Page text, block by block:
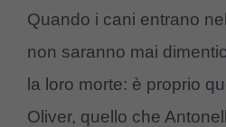
Quando i cani entrano
non saranno mai
la loro morte: è proprio
Oliver, quello che